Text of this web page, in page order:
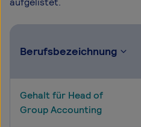
Berufsbezeichnung
Gehalt für Head of
Group Accounting